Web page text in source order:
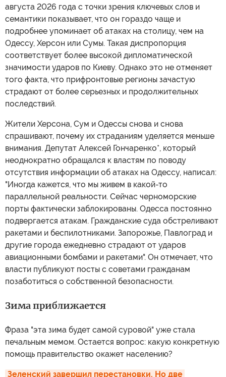
августа 2026 года с точки зрения ключевых слов и
семантики показывает, что он гораздо чаще и
подробнее упоминает об атаках на столицу, чем на
Одессу, Херсон или Сумы. Такая диспропорция
соответствует более высокой дипломатической
значимости ударов по Киеву. Однако это не отменяет
того факта, что прифронтовые регионы зачастую
страдают от более серьезных и продолжительных
последствий.
Жители Херсона, Сум и Одессы снова и снова
спрашивают, почему их страданиям уделяется меньше
внимания. Депутат Алексей Гончаренко*, который
неоднократно обращался к властям по поводу
отсутствия информации об атаках на Одессу, написал:
"Иногда кажется, что мы живем в какой-то
параллельной реальности. Сейчас черноморские
порты фактически заблокированы. Одесса постоянно
подвергается атакам. Гражданские суда обстреливают
ракетами и беспилотниками. Запорожье, Павлоград и
другие города ежедневно страдают от ударов
авиационными бомбами и ракетами". Он отмечает, что
власти публикуют посты с советами гражданам
позаботиться о собственной безопасности.
Зима приближается
Фраза "эта зима будет самой суровой" уже стала
печальным мемом. Остается вопрос: какую конкретную
помощь правительство окажет населению?
Зеленский завершил перестановки. Но две